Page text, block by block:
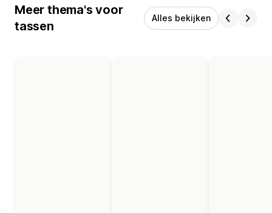
Meer thema's voor
tassen
Alles bekijken